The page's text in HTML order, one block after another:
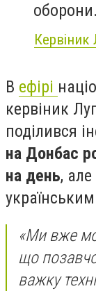
оборони.
Кервіник
В ефірі
кервіник
поділився
на Донбас
на день,
«Ми вже
що
важку